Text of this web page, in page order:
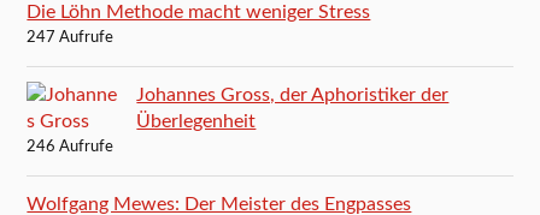
Die Löhn Methode macht weniger Stress
247 Aufrufe
Johannes Gross, der Aphoristiker der
Überlegenheit
246 Aufrufe
Wolfgang Mewes: Der Meister des Engpasses